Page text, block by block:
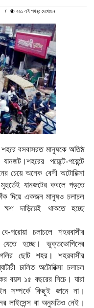
২৬১ এই পর্যন্ত দেখেছেন
শহরে বসবাসরত মানুষকে অতিষ্ঠ
পয়েন্টে-পয়েন্টে
চেয়ে অনেক বেশী অটোরিক্সা
যানজটের কবলে পড়তে
দিয়ে একজন মানুষও চলাচল
দাড়িয়েই থাকতে হচ্ছে
পরোয়া চলাচলে শহরবাসীর
যেতে হচ্ছে। ভুক্তভোগিদের
ছোট শহর। শহরবাসীর
চালিত অটোরিক্সা চলাচল
বয়স ১৫ বছরের নিচে। যারা
সম্পর্কে কিছুই জানে না।
লাইসেন্স বা অনুমতিও নেই।